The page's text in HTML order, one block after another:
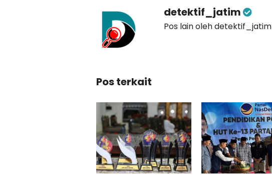
detektif_jatim
Pos lain oleh detektif_jatim
Pos terkait